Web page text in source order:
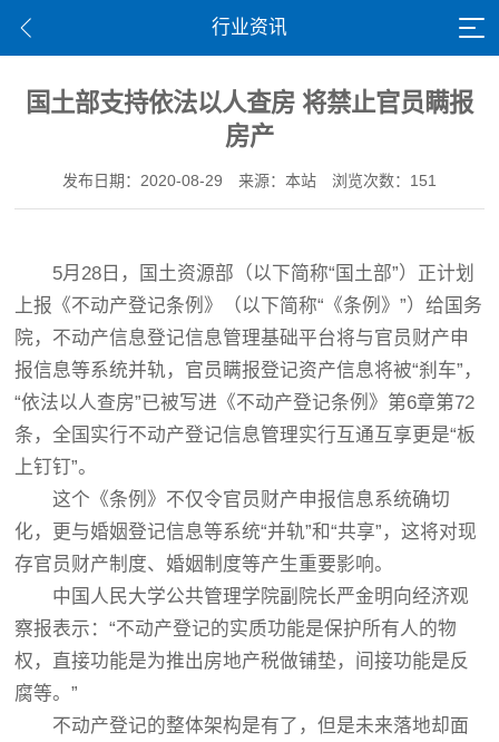
行业资讯
国土部支持依法以人查房 将禁止官员瞒报
房产
发布日期：2020-08-29 来源：本站 浏览次数：151
5月28日，国土资源部（以下简称“国土部”）正计划
上报《不动产登记条例》（以下简称“《条例》”）给国务
院，不动产信息登记信息管理基础平台将与官员财产申
报信息等系统并轨，官员瞒报登记资产信息将被“刹车”，
“依法以人查房”已被写进《不动产登记条例》第6章第72
条，全国实行不动产登记信息管理实行互通互享更是“板
上钉钉”。
这个《条例》不仅令官员财产申报信息系统确切
化，更与婚姻登记信息等系统“并轨”和“共享”，这将对现
存官员财产制度、婚姻制度等产生重要影响。
中国人民大学公共管理学院副院长严金明向经济观
察报表示：“不动产登记的实质功能是保护所有人的物
权，直接功能是为推出房地产税做铺垫，间接功能是反
腐等。”
不动产登记的整体架构是有了，但是未来落地却面